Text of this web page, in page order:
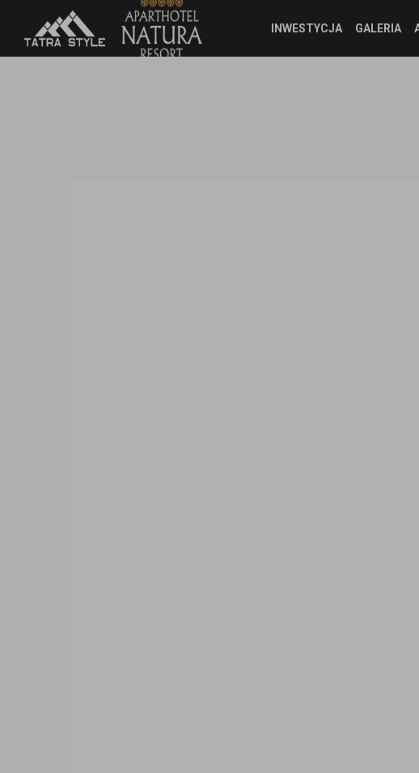
INWESTYCJA GALERIA